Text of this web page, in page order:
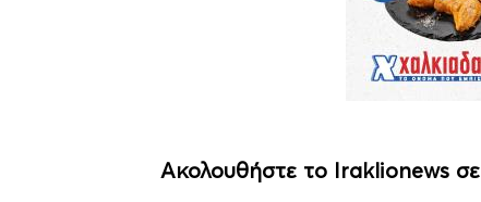
Ακολουθήστε το Iraklionews σε